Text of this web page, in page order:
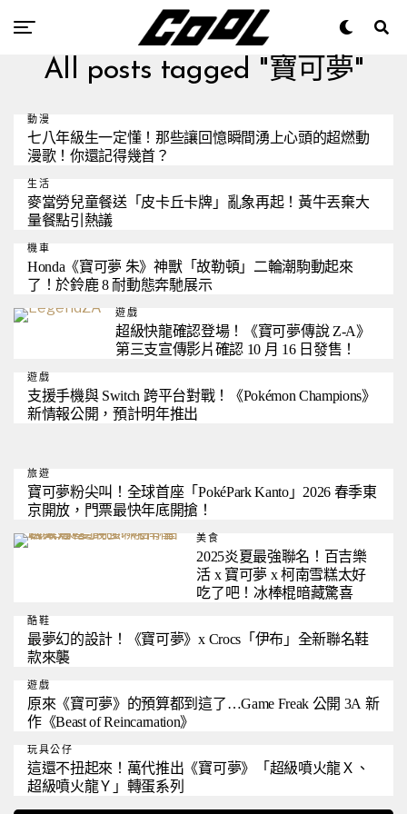
All posts tagged "寶可夢"
動漫
七八年級生一定懂！那些讓回憶瞬間湧上心頭的超燃動
漫歌！你還記得幾首？
生活
麥當勞兒童餐送「皮卡丘卡牌」亂象再起！黃牛丟棄大
量餐點引熱議
機車
Honda《寶可夢 朱》神獸「故勒頓」二輪潮駒動起來
了！於鈴鹿 8 耐動態奔馳展示
遊戲
超級快龍確認登場！《寶可夢傳說 Z-A》
第三支宣傳影片確認 10 月 16 日發售！
遊戲
支援手機與 Switch 跨平台對戰！《Pokémon Champions》
新情報公開，預計明年推出
旅遊
寶可夢粉尖叫！全球首座「PokéPark Kanto」2026 春季東
京開放，門票最快年底開搶！
美食
2025炎夏最強聯名！百吉樂
活 x 寶可夢 x 柯南雪糕太好
吃了吧！冰棒棍暗藏驚喜
酷鞋
最夢幻的設計！《寶可夢》x Crocs「伊布」全新聯名鞋
款來襲
遊戲
原來《寶可夢》的預算都到這了…Game Freak 公開 3A 新
作《Beast of Reincarnation》
玩具公仔
這還不扭起來！萬代推出《寶可夢》「超級噴火龍Ｘ、
超級噴火龍Ｙ」轉蛋系列